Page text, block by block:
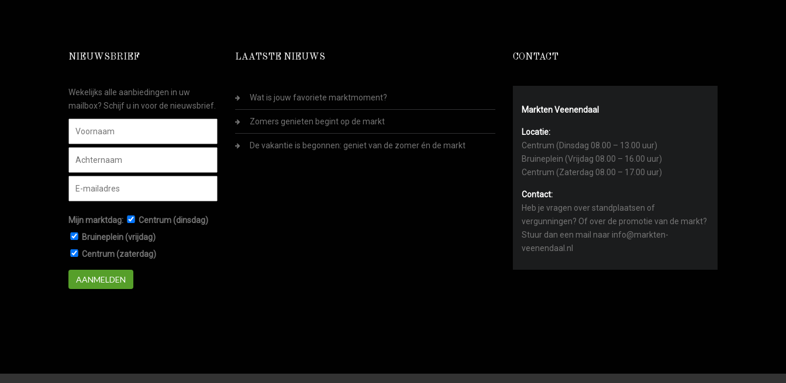
NIEUWSBRIEF
Wekelijks alle aanbiedingen in uw
mailbox? Schijf u in voor de nieuwsbrief.
Mijn marktdag:
Centrum (dinsdag)
Bruineplein (vrijdag)
Centrum (zaterdag)
AANMELDEN
LAATSTE NIEUWS
Wat is jouw favoriete marktmoment?
Zomers genieten begint op de markt
De vakantie is begonnen: geniet van de zomer én de markt
CONTACT
Markten Veenendaal
Locatie:
Centrum (Dinsdag 08.00 – 13.00 uur)
Bruineplein (Vrijdag 08.00 – 16.00 uur)
Centrum (Zaterdag 08.00 – 17.00 uur)
Contact:
Heb je vragen over standplaatsen of
vergunningen? Of over de promotie van de markt?
Stuur dan een mail naar info@markten-
veenendaal.nl